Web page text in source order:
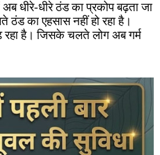
अब धीरे-धीरे ठंड का प्रकोप बढ़ता जा
ठंड का एहसास नहीं हो रहा है।
रहा है। जिसके चलते लोग अब गर्म